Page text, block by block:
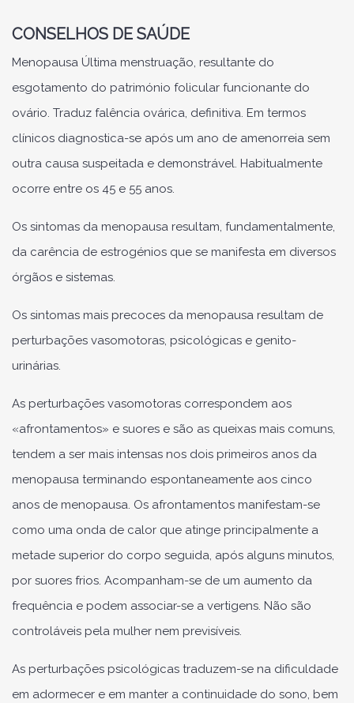
CONSELHOS DE SAÚDE
Menopausa Última menstruação, resultante do
esgotamento do património folicular funcionante do
ovário. Traduz falência ovárica, definitiva. Em termos
clínicos diagnostica-se após um ano de amenorreia sem
outra causa suspeitada e demonstrável. Habitualmente
ocorre entre os 45 e 55 anos.
Os sintomas da menopausa resultam, fundamentalmente,
da carência de estrogénios que se manifesta em diversos
órgãos e sistemas.
Os sintomas mais precoces da menopausa resultam de
perturbações vasomotoras, psicológicas e genito-
urinárias.
As perturbações vasomotoras correspondem aos
«afrontamentos» e suores e são as queixas mais comuns,
tendem a ser mais intensas nos dois primeiros anos da
menopausa terminando espontaneamente aos cinco
anos de menopausa. Os afrontamentos manifestam-se
como uma onda de calor que atinge principalmente a
metade superior do corpo seguida, após alguns minutos,
por suores frios. Acompanham-se de um aumento da
frequência e podem associar-se a vertigens. Não são
controláveis pela mulher nem previsíveis.
As perturbações psicológicas traduzem-se na dificuldade
em adormecer e em manter a continuidade do sono, bem